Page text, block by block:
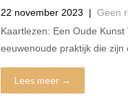
22 november 2023 | Geen
Kaartlezen: Een Oude
eeuwenoude praktijk die
Lees meer →